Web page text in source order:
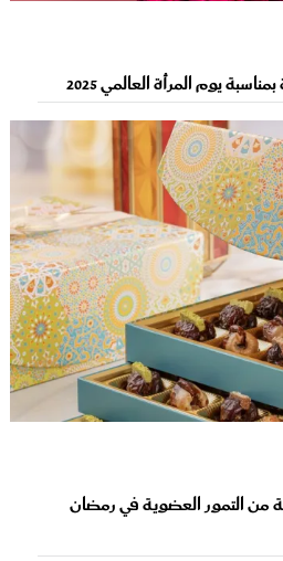
يوم المرأة العالمي 2025
التمور العضوية في رمضان